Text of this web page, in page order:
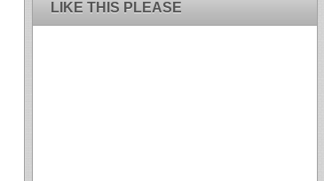
LIKE THIS PLEASE